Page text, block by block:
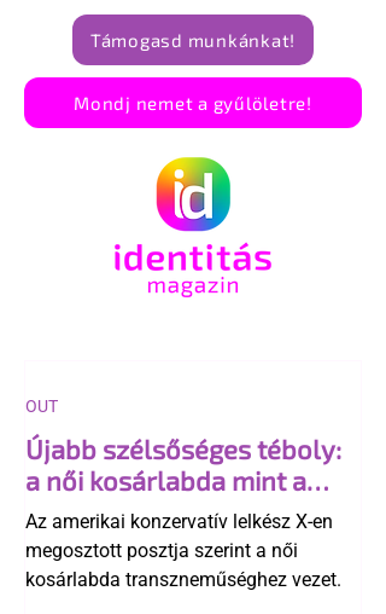
Támogasd munkánkat!
Mondj nemet a gyűlöletre!
Újabb szélsőséges téboly:
a női kosárlabda mint a
"transzneműség kapuja"
Az amerikai konzervatív lelkész X-en
megosztott posztja szerint a női
kosárlabda transzneműséghez vezet.
OUT